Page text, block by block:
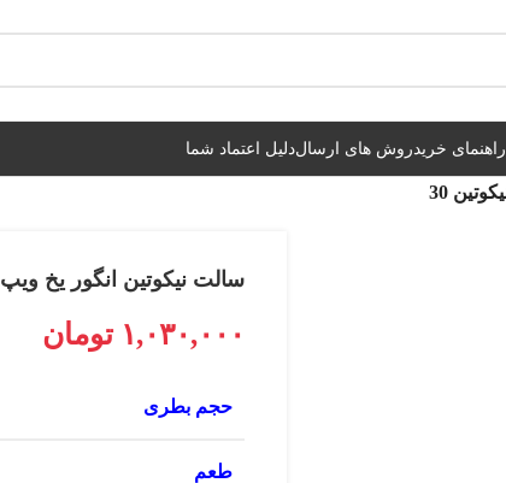
راهنمای خریدروش های ارسالدلیل اعتماد شما
سالت نیکوتین انگور یخ ویپ ال اف 30 میل
۱,۰۳۰,۰۰۰ تومان
حجم بطری
طعم